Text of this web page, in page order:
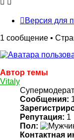
Версия для
1 сообщение •
Автор темы
Vitaly
Сообщения:
Репутация: 1
Пол:
Контактная